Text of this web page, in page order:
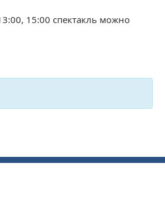
15:00 спектакль можно